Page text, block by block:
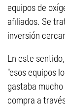
equipos de
afiliados. Se
inversión
En este
“esos equipos
gastaba
compra a